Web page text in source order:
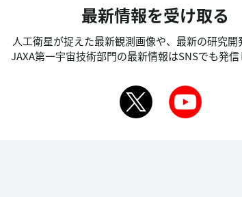
最新情報を受け取る
人工衛星が捉えた最新観測画像や、最新の研究開
JAXA第一宇宙技術部門の最新情報はSNSでも発信